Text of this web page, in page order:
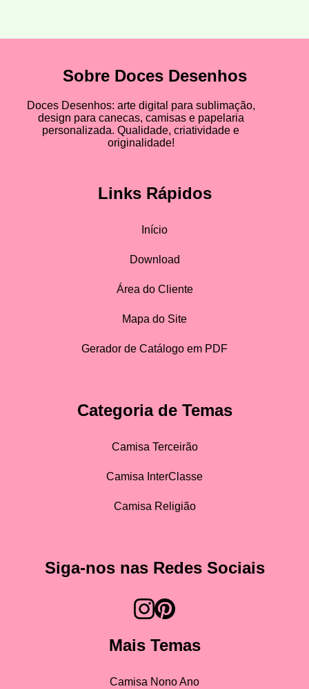
Sobre Doces Desenhos
Doces Desenhos: arte digital para sublimação,
design para canecas, camisas e papelaria
personalizada. Qualidade, criatividade e
originalidade!
Links Rápidos
Início
Download
Área do Cliente
Mapa do Site
Gerador de Catálogo em PDF
Categoria de Temas
Camisa Terceirão
Camisa InterClasse
Camisa Religião
Siga-nos nas Redes Sociais
Mais Temas
Camisa Nono Ano